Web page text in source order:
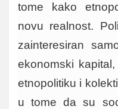
tome kako
novu realnost.
zainteresiran
ekonomski
etnopolitiku i
u tome da su